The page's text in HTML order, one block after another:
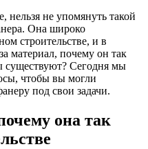
нельзя не упомянуть такой
Она широко
строительстве, и в
материал, почему он так
существуют? Сегодня мы
чтобы вы могли
под свои задачи.
она так